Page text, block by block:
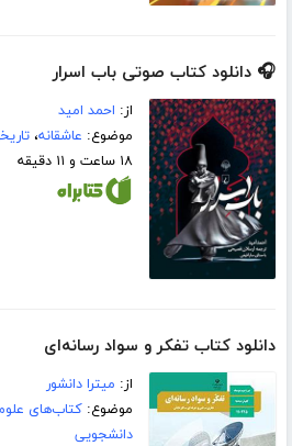
🎧 دانلود کتاب صوتی باب اسرار
از: احمد امید
موضوع: عاشقانه،
۱۸ ساعت و ۱۱ دقیقه
دانلود کتاب تفکر و سواد رسانه‌ای
از: میترا دانشور
موضوع:کتاب‌های
دانشجویی